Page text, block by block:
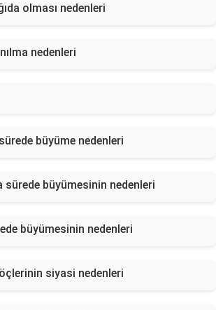
olması nedenleri
nedenleri
büyüme nedenleri
sürede büyümesinin nedenleri
büyümesinin nedenleri
siyasi nedenleri